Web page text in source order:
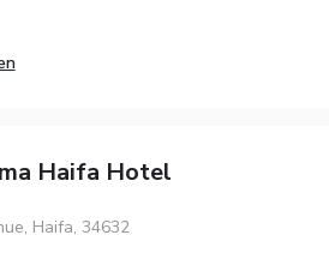
Haifa Hotel
Haifa, 34632